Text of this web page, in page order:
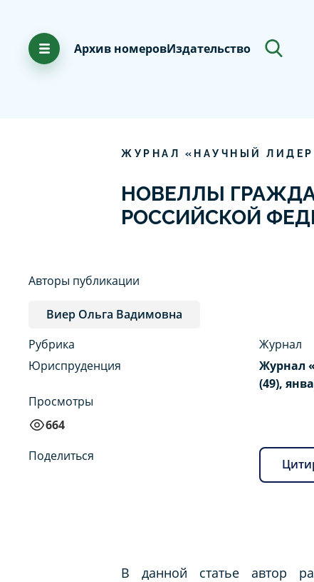
Архив номеровИздательство
ЖУРНАЛ «НАУЧНЫЙ
НОВЕЛЛЫ
РОССИЙСКОЙ
Авторы публикации
Виер Ольга Вадимовна
Рубрика
Юриспруденция
Просмотры
664
Журнал
Журнал
(49),
Поделиться
В данной статье автор